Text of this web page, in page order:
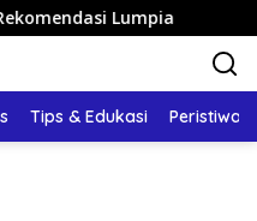
Panduan
Tips & Edukasi Peristiwa